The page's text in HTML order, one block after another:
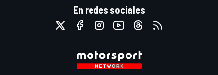
En redes sociales